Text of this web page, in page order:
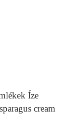
Íze
cream